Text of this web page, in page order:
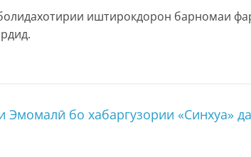
иштирокдорон барномаи
Эмомалӣ бо хабаргузории «Синхуа»